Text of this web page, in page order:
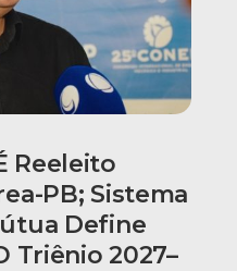
Reeleito
PB; Sistema
Define
Triênio 2027–